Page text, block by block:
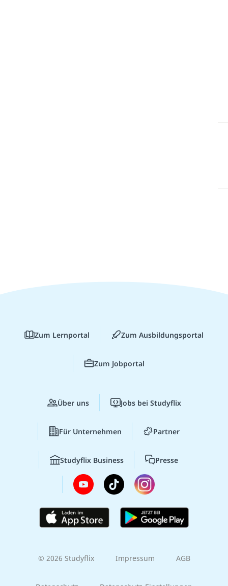
Zum Lernportal Zum Ausbildungsportal
Zum Jobportal
Über uns Jobs bei Studyflix
Für Unternehmen Partner
Studyflix Business Presse
© 2026 Studyflix Impressum AGB